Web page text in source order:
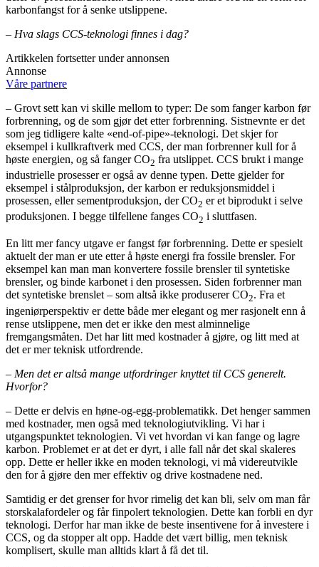
karbonfangst for å senke utslippene.
– Hva slags CCS-teknologi finnes i dag?
Artikkelen fortsetter under annonsen
Annonse
Våre partnere
– Grovt sett kan vi skille mellom to typer: De som fanger karbon før
forbrenning, og de som gjør det etter forbrenning. Sistnevnte er det
som jeg tidligere kalte «end-of-pipe»-teknologi. Det skjer for
eksempel i kullkraftverk med CCS, der man forbrenner kull for å
høste energien, og så fanger CO2 fra utslippet. CCS brukt i mange
industrielle prosesser er også av denne typen. Dette gjelder for
eksempel i stålproduksjon, der karbon er reduksjonsmiddel i
prosessen, eller sementproduksjon, der CO2 er et biprodukt i selve
produksjonen. I begge tilfellene fanges CO2 i sluttfasen.
En litt mer fancy utgave er fangst før forbrenning. Dette er spesielt
aktuelt der man er ute etter å høste energi fra fossile brensler. For
eksempel kan man man konvertere fossile brensler til syntetiske
brensler, og binde karbonet i den prosessen. Siden forbrenner man
det syntetiske brenslet – som altså ikke produserer CO2. Fra et
ingeniørperspektiv er dette både mer elegant og mer rasjonelt enn å
rense utslippene, men det er ikke den mest alminnelige
fremgangsmåten. Det har litt med kostnader å gjøre, og litt med at
det er mer teknisk utfordrende.
– Men det er altså mange utfordringer knyttet til CCS generelt.
Hvorfor?
– Dette er delvis en høne-og-egg-problematikk. Det henger sammen
med kostnader, men også med teknologiutvikling. Vi har i
utgangspunktet teknologien. Vi vet hvordan vi kan fange og lagre
karbon. Problemet er at det er dyrt, i alle fall når det skal skaleres
opp. Dette er heller ikke en moden teknologi, vi må videreutvikle
den for å gjøre den mer effektiv og drive kostnadene ned.
Samtidig er det grenser for hvor rimelig det kan bli, selv om man får
storskalafordeler og får finpolert teknologien. Dette kan forbli en dyr
teknologi. Derfor har man ikke de beste insentivene for å investere i
CCS, og da stopper alt opp. Hadde det vært billig, men teknisk
komplisert, skulle man alltids klart å få det til.